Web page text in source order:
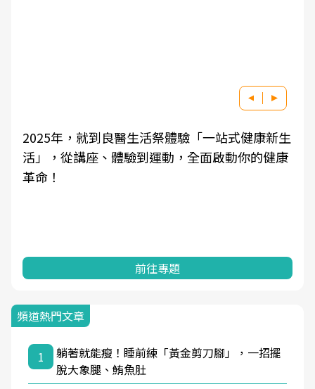
2025年，就到良醫生活祭體驗「一站式健康新生
活」，從講座、體驗到運動，全面啟動你的健康
革命！
前往專題
頻道熱門文章
1
躺著就能瘦！睡前練「黃金剪刀腳」，一招擺
脫大象腿、鮪魚肚